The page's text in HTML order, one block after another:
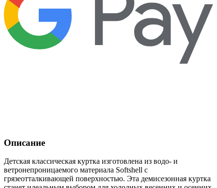
Описание
Детская классическая куртка изготовлена из водо- и
ветронепроницаемого материала Softshell с
грязеотталкивающей поверхностью. Эта демисезонная куртка